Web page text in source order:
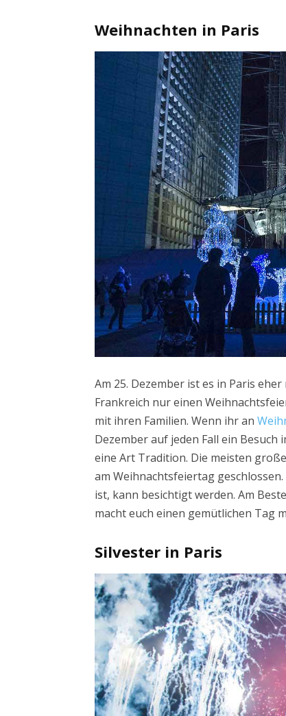
Weihnachten in Paris
Am 25. Dezember ist es in Paris
Frankreich nur einen
mit ihren Familien. Wenn ihr an
Dezember auf jeden Fall ein
eine Art Tradition. Die meisten
am Weihnachtsfeiertag
ist, kann besichtigt werden. Am
macht euch einen gemütlichen Tag
Silvester in Paris